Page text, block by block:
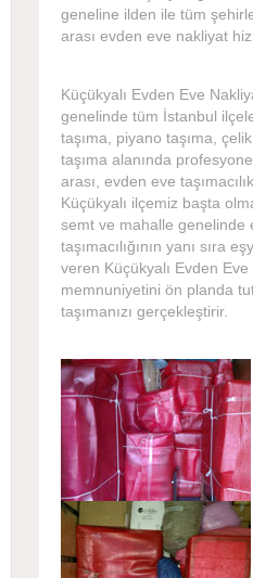
geneline ilden ile tüm
arası evden eve nakliyat
Küçükyalı Evden Eve
genelinde tüm İstanbul
taşıma, piyano taşıma,
taşıma alanında
arası, evden eve
Küçükyalı ilçemiz başta
semt ve mahalle genelinde
taşımacılığının yanı sıra
veren Küçükyalı Evden
memnuniyetini ön planda
taşımanızı gerçekleştirir.